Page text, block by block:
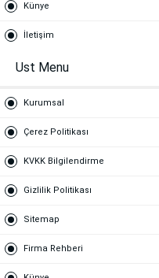
Künye
İletişim
Ust Menu
Kurumsal
Çerez Politikası
KVKK Bilgilendirme
Gizlilik Politikası
Sitemap
Firma Rehberi